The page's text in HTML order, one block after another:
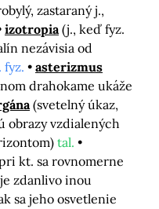
zastaraný j.,
izotropia (j., keď fyz.
nezávisia od
fyz.
asterizmus
drahokame ukáže
(svetelný úkaz,
obrazy vzdialených
tal.
kt. sa rovnomerne
zdanlivo inou
sa jeho osvetlenie